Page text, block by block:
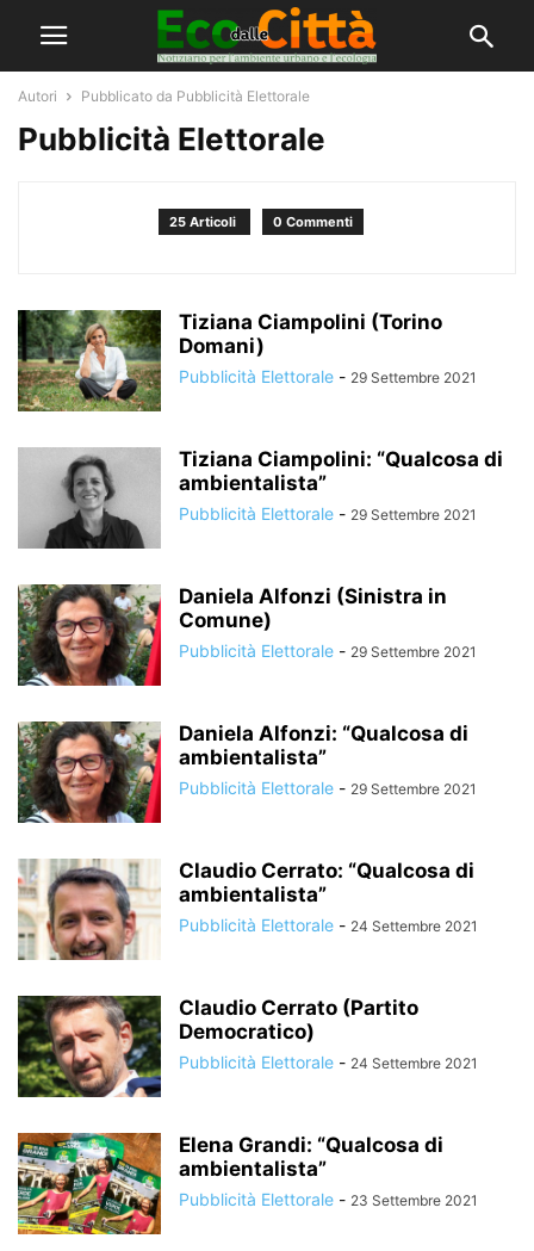
Autori Pubblicato da Pubblicità Elettorale
Pubblicità Elettorale
25 Articoli 0 Commenti
Tiziana Ciampolini (Torino
Domani)
Pubblicità Elettorale - 29 Settembre 2021
Tiziana Ciampolini: “Qualcosa di
ambientalista”
Pubblicità Elettorale - 29 Settembre 2021
Daniela Alfonzi (Sinistra in
Comune)
Pubblicità Elettorale - 29 Settembre 2021
Daniela Alfonzi: “Qualcosa di
ambientalista”
Pubblicità Elettorale - 29 Settembre 2021
Claudio Cerrato: “Qualcosa di
ambientalista”
Pubblicità Elettorale - 24 Settembre 2021
Claudio Cerrato (Partito
Democratico)
Pubblicità Elettorale - 24 Settembre 2021
Elena Grandi: “Qualcosa di
ambientalista”
Pubblicità Elettorale - 23 Settembre 2021